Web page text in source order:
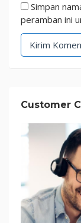
Simpan
peramban ini
Customer